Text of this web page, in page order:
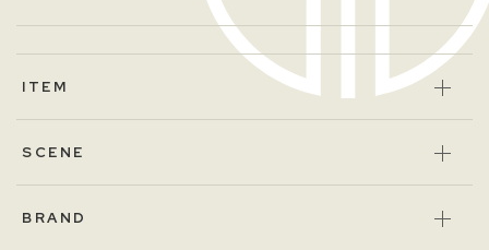
ITEM
SCENE
BRAND